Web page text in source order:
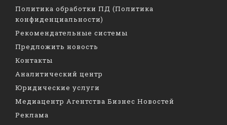
Политика обработки ПД (Политика
конфиденциальности)
Рекомендательные системы
Предложить новость
Контакты
Аналитический центр
Юридические услуги
Медиацентр Агентства Бизнес Новостей
Реклама